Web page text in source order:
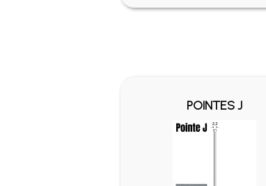
POINTES J